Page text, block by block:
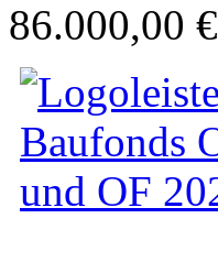
86.000,00 €